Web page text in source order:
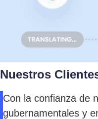
Nuestros
Con la confianza de
gubernamentales y